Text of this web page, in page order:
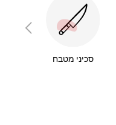
סכיני מטבח